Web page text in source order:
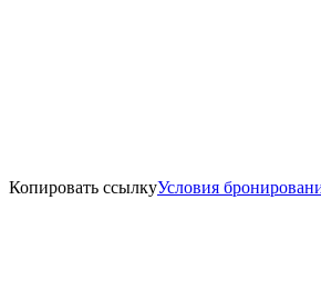
Копировать ссылкуУсловия